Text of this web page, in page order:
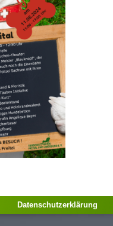
Datenschutzerklärung